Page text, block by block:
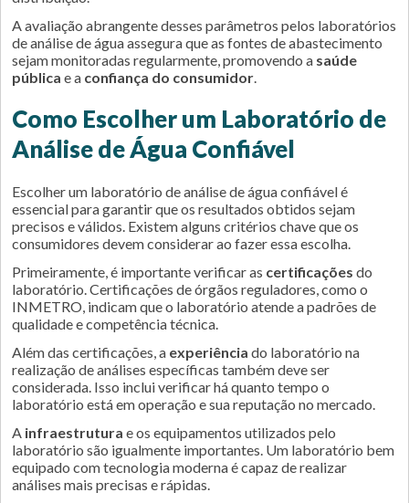
A avaliação abrangente desses parâmetros pelos laboratórios
de análise de água assegura que as fontes de abastecimento
sejam monitoradas regularmente, promovendo a saúde
pública e a confiança do consumidor.
Como Escolher um Laboratório de
Análise de Água Confiável
Escolher um laboratório de análise de água confiável é
essencial para garantir que os resultados obtidos sejam
precisos e válidos. Existem alguns critérios chave que os
consumidores devem considerar ao fazer essa escolha.
Primeiramente, é importante verificar as certificações do
laboratório. Certificações de órgãos reguladores, como o
INMETRO, indicam que o laboratório atende a padrões de
qualidade e competência técnica.
Além das certificações, a experiência do laboratório na
realização de análises específicas também deve ser
considerada. Isso inclui verificar há quanto tempo o
laboratório está em operação e sua reputação no mercado.
A infraestrutura e os equipamentos utilizados pelo
laboratório são igualmente importantes. Um laboratório bem
equipado com tecnologia moderna é capaz de realizar
análises mais precisas e rápidas.